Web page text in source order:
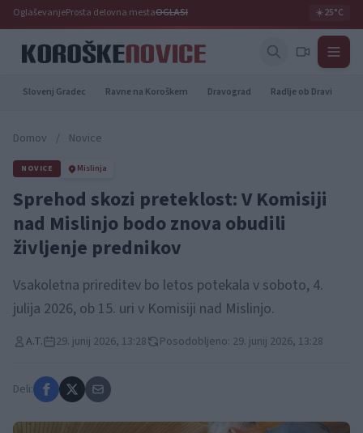
OglaševanjeProsta delovna mestaOGLASI ☀️25°C
Slovenj Gradec Ravne na Koroškem Dravograd Radlje ob Dravi
Domov / Novice
NOVICE Mislinja
Sprehod skozi preteklost: V Komisiji
nad Mislinjo bodo znova obudili
življenje prednikov
Vsakoletna prireditev bo letos potekala v soboto, 4.
julija 2026, ob 15. uri v Komisiji nad Mislinjo.
A.T. 29. junij 2026, 13:28 Posodobljeno: 29. junij 2026, 13:28
Deli: